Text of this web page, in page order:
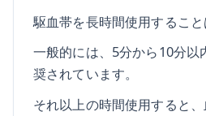
駆血帯を長時間使用すること
一般的には、5分から10分以
奨されています。
それ以上の時間使用すると